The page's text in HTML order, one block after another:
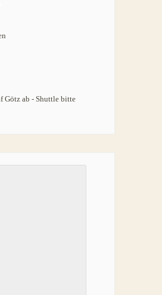
Götz ab - Shuttle bitte